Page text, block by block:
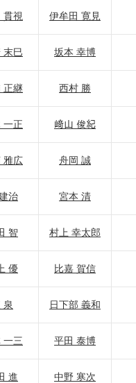
貫視 伊牟田 寛見
末巳 坂本 幸博
正継 西村 勝
一正 﨑山 俊紀
雅広 舟岡 誠
治 宮本 清
智 村上 幸太郎
優 比嘉 賀信
泉 日下部 義和
一三 平田 泰博
進 中野 寒次